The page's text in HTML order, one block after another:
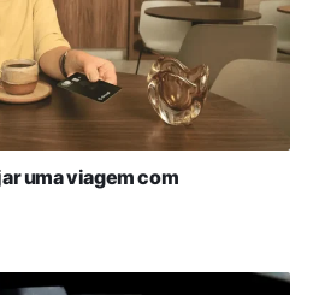
uma viagem com